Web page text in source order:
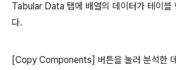
Tabular Data 탭에 배열의 데이터가 테이블
다.
[Copy Components] 버튼을 눌러 분석한